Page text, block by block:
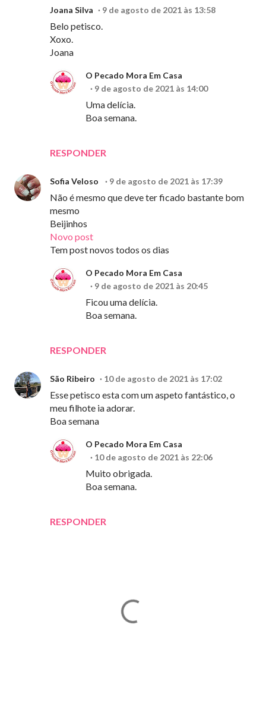
Joana Silva 9 de agosto de 2021 às 13:58
Belo petisco.
Xoxo.
Joana
RESPONDER
O Pecado Mora Em Casa
9 de agosto de 2021 às 14:00
Uma delícia.
Boa semana.
Sofia Veloso 9 de agosto de 2021 às 17:39
Não é mesmo que deve ter ficado bastante bom
mesmo
Beijinhos
Novo post
Tem post novos todos os dias
RESPONDER
O Pecado Mora Em Casa
9 de agosto de 2021 às 20:45
Ficou uma delícia.
Boa semana.
São Ribeiro 10 de agosto de 2021 às 17:02
Esse petisco esta com um aspeto fantástico, o
meu filhote ia adorar.
Boa semana
RESPONDER
O Pecado Mora Em Casa
10 de agosto de 2021 às 22:06
Muito obrigada.
Boa semana.